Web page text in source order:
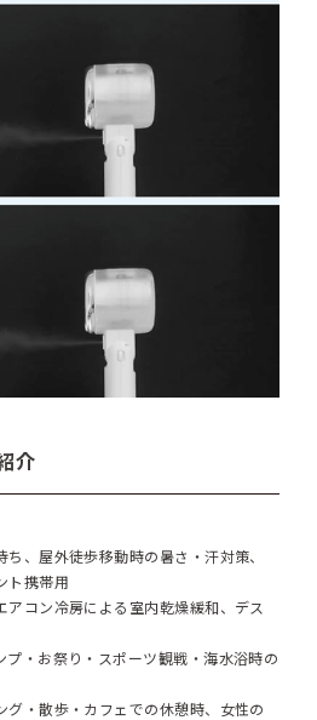
介
、屋外徒歩移動時の暑さ・汗対策、
ト携帯用
コン冷房による室内乾燥緩和、デス
・お祭り・スポーツ観戦・海水浴時の
・散歩・カフェでの休憩時、女性の